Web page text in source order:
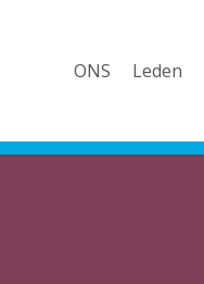
ONS Leden